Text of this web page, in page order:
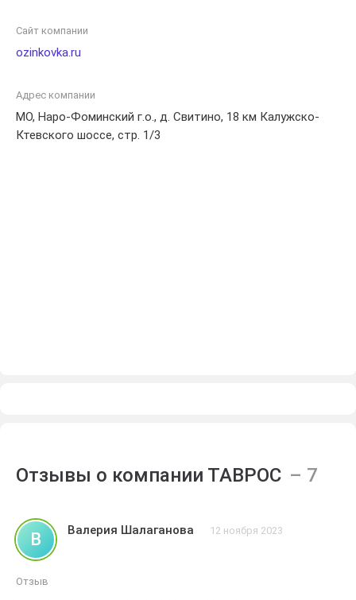
и сотрудничать с надежным партнером в сфере
веб-сайт для получения дополнительной информации и
Сайт компании
ozinkovka.ru
Адрес компании
МО, Наро-Фоминский г.о., д. Свитино, 18 км Калужско-
Ктевского шоссе, стр. 1/3
Отзывы о компании ТАВРОС
В Валерия Шалаганова 12 ноября 2023
Отзыв